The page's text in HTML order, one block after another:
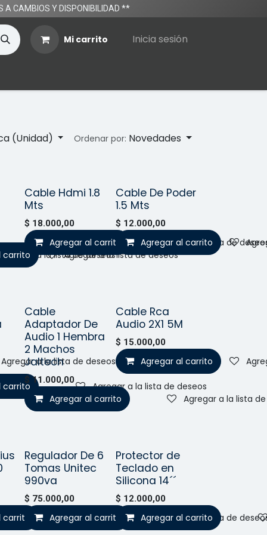
CAMBIOS Y DISPONIBILIDAD **
Mi carrito Inicia sesión
(Unidad) Ordenar por: Novedades
Agregar a la lista de deseos
carrito Agregar a la lista de deseos
Cable Hdmi 1.8
Mts
$ 18.000,00
Agregar al carrito Agregar a la lista de
¡Nuevo!
Cable De Poder
1.5 Mts
$ 12.000,00
Agregar al carrito
Agregar a la lista de deseos
carrito Agregar a la lista de deseos
Cable
Adaptador De
Audio 1 Hembra
2 Machos
Jaltech
$ 11.000,00
Agregar al carrito Agregar a la lista
¡Nuevo!
Cable Rca
Audio 2X1 5M
$ 15.000,00
Agregar al carrito
a la lista de deseos Agregar a la lista de deseos
Vendido
Regulador De 6
Tomas Unitec
990va
$ 75.000,00
Agregar al carrito Agregar a la lista de
¡Nuevo!
Protector de
Teclado en
Silicona 14´´
$ 12.000,00
Agregar al carrito